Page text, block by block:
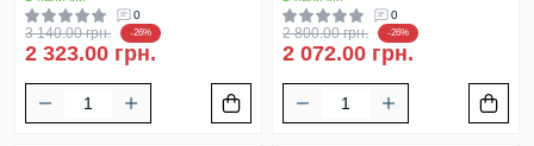
0
3 140.00 грн. -26%
2 323.00 грн.
0
2 800.00 грн. -26%
2 072.00 грн.